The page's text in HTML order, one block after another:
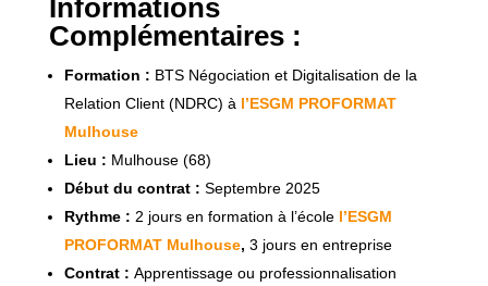
Informations
Complémentaires :
Formation : BTS Négociation et Digitalisation de la
Relation Client (NDRC) à l’ESGM PROFORMAT
Mulhouse
Lieu : Mulhouse (68)
Début du contrat : Septembre 2025
Rythme : 2 jours en formation à l’école l’ESGM
PROFORMAT Mulhouse, 3 jours en entreprise
Contrat : Apprentissage ou professionnalisation